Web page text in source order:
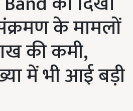
के मामलों
की कमी,
में भी आई बड़ी